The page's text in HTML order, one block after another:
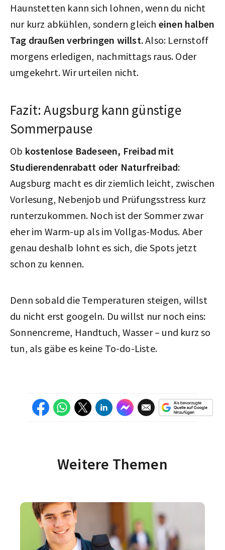
Haunstetten kann sich lohnen, wenn du nicht
nur kurz abkühlen, sondern gleich einen halben
Tag draußen verbringen willst. Also: Lernstoff
morgens erledigen, nachmittags raus. Oder
umgekehrt. Wir urteilen nicht.
Fazit: Augsburg kann günstige
Sommerpause
Ob kostenlose Badeseen, Freibad mit
Studierendenrabatt oder Naturfreibad:
Augsburg macht es dir ziemlich leicht, zwischen
Vorlesung, Nebenjob und Prüfungsstress kurz
runterzukommen. Noch ist der Sommer zwar
eher im Warm-up als im Vollgas-Modus. Aber
genau deshalb lohnt es sich, die Spots jetzt
schon zu kennen.
Denn sobald die Temperaturen steigen, willst
du nicht erst googeln. Du willst nur noch eins:
Sonnencreme, Handtuch, Wasser – und kurz so
tun, als gäbe es keine To-do-Liste.
Weitere Themen